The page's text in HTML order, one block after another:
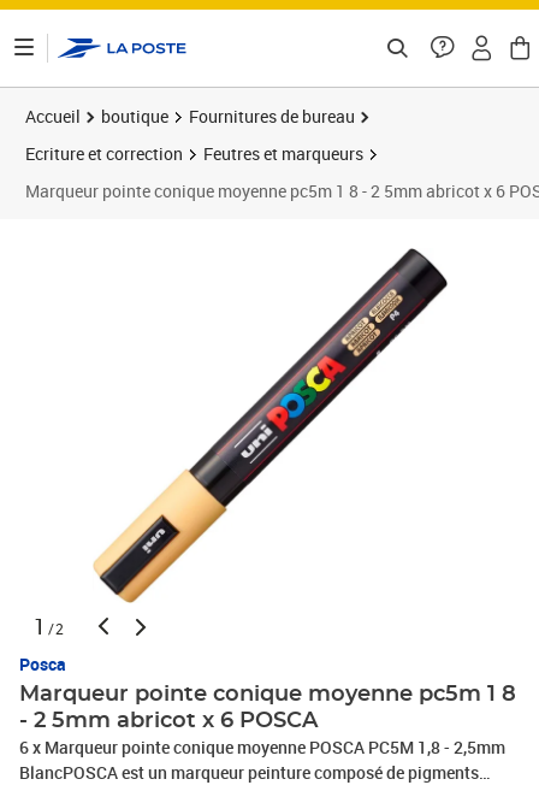
Accueil boutique
Fournitures de bureau
Ecriture et correction
Feutres et marqueurs
Marqueur pointe conique moyenne pc5m 1 8 - 2 5mm abricot x 6
1 /2
Posca
Marqueur pointe conique moyenne pc5m 1 8
- 2 5mm abricot x 6 POSCA
6 x Marqueur pointe conique moyenne POSCA PC5M 1,8 - 2,5mm
BlancPOSCA est un marqueur peinture composé de pigments